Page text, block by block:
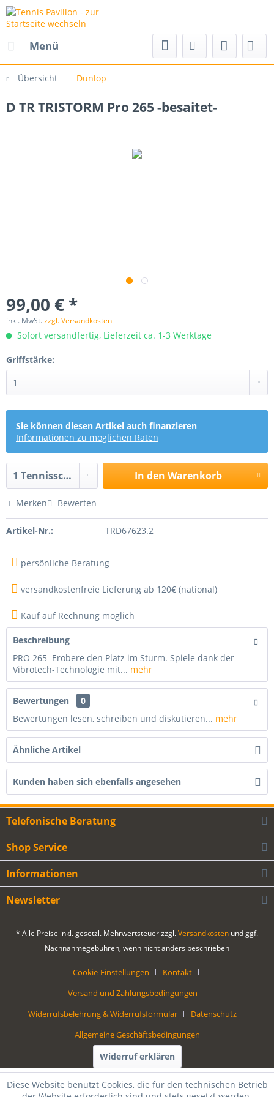
Menü
Übersicht Dunlop
D TR TRISTORM Pro 265 -besaitet-
99,00 € *
inkl. MwSt.zzgl. Versandkosten
Sofort versandfertig, Lieferzeit ca. 1-3 Werktage
Griffstärke:
Sie können diesen Artikel auch finanzieren
Informationen zu möglichen Raten
In den Warenkorb
Merken Bewerten
Artikel-Nr.: TRD67623.2
persönliche Beratung
versandkostenfreie Lieferung ab 120€ (national)
Kauf auf Rechnung möglich
Beschreibung
PRO 265 Erobere den Platz im Sturm. Spiele dank der
Vibrotech-Technologie mit... mehr
Bewertungen
0
Bewertungen lesen, schreiben und diskutieren... mehr
Ähnliche Artikel
Kunden haben sich ebenfalls angesehen
Telefonische Beratung
Shop Service
Informationen
Newsletter
* Alle Preise inkl. gesetzl. Mehrwertsteuer zzgl.Versandkosten und ggf.
Nachnahmegebühren, wenn nicht anders beschrieben
Cookie-Einstellungen
Kontakt
Versand und Zahlungsbedingungen
Widerrufsbelehrung & Widerrufsformular
Datenschutz
Allgemeine Geschäftsbedingungen
Widerruf erklären
Diese Website benutzt Cookies, die für den technischen Betrieb